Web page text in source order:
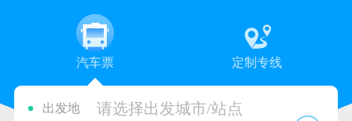
汽车票 定制专线
出发地 请选择出发城市/站点